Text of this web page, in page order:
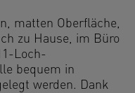
matten Oberfläche,
zu Hause, im Büro
Loch-
bequem in
werden. Dank